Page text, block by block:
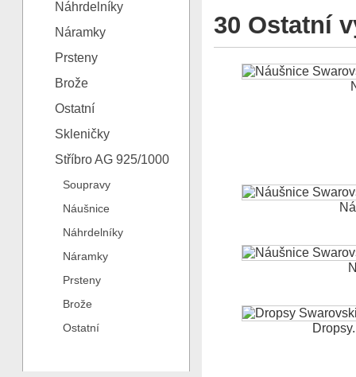
Náhrdelníky
Náramky
Prsteny
Brože
Ostatní
Skleničky
Stříbro AG 925/1000
Soupravy
Náušnice
Náhrdelníky
Náramky
Prsteny
Brože
Ostatní
30 Ostatní